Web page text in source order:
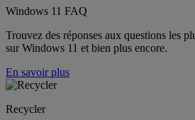
Windows 11 FAQ
Trouvez des réponses aux questions les
sur Windows 11 et bien plus encore.
En savoir plus
Recycler